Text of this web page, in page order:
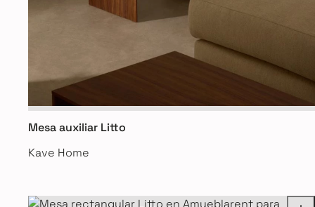
Mesa auxiliar Litto
Kave Home